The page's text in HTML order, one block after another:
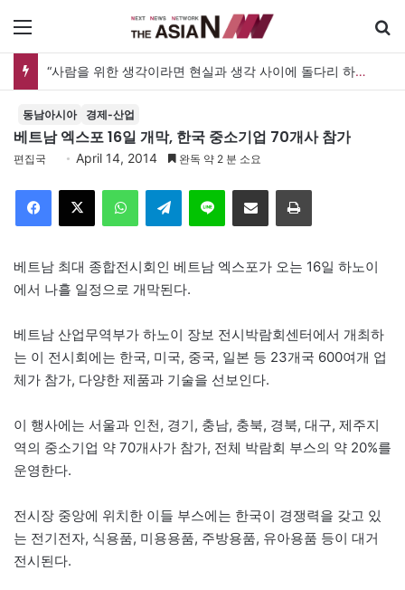
“사람을 위한 생각이라면 현실과 생각 사이에 돌다리 하나는 놓아야 하지 않을까”
동남아시아 경제-산업
베트남 엑스포 16일 개막, 한국 중소기업 70개사 참가
편집국 April 14, 2014 완독 약 2 분 소요
Telegram 이메일
베트남 최대 종합전시회인 베트남 엑스포가 오는 16일 하노이
에서 나흘 일정으로 개막된다.
베트남 산업무역부가 하노이 장보 전시박람회센터에서 개최하
는 이 전시회에는 한국, 미국, 중국, 일본 등 23개국 600여개 업
체가 참가, 다양한 제품과 기술을 선보인다.
이 행사에는 서울과 인천, 경기, 충남, 충북, 경북, 대구, 제주지
역의 중소기업 약 70개사가 참가, 전체 박람회 부스의 약 20%를
운영한다.
전시장 중앙에 위치한 이들 부스에는 한국이 경쟁력을 갖고 있
는 전기전자, 식용품, 미용용품, 주방용품, 유아용품 등이 대거
전시된다.